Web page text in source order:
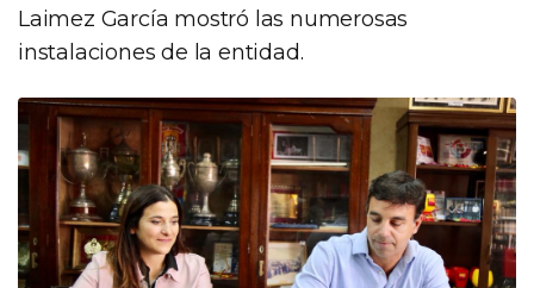
Laimez García mostró las numerosas
instalaciones de la entidad.